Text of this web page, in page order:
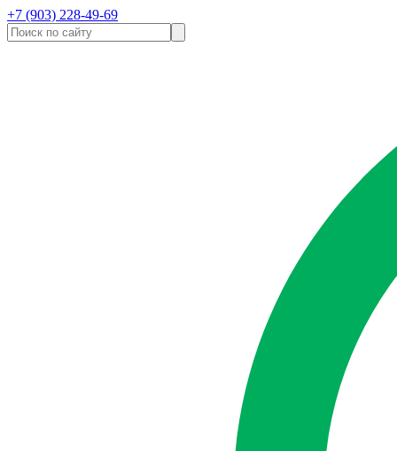
+7 (903) 228-49-69